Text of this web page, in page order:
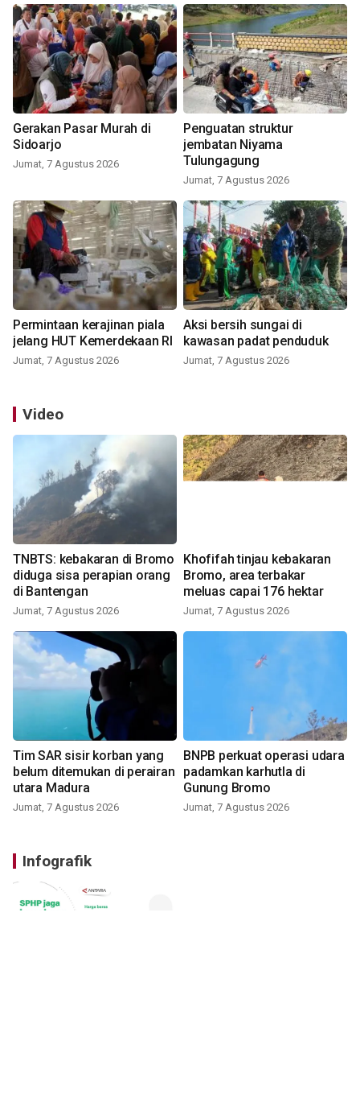
Gerakan Pasar Murah di
Sidoarjo
Jumat, 7 Agustus 2026
Penguatan struktur
jembatan Niyama
Tulungagung
Jumat, 7 Agustus 2026
Permintaan kerajinan piala
jelang HUT Kemerdekaan RI
Jumat, 7 Agustus 2026
Aksi bersih sungai di
kawasan padat penduduk
Jumat, 7 Agustus 2026
Video
TNBTS: kebakaran di Bromo
diduga sisa perapian orang
di Bantengan
Jumat, 7 Agustus 2026
Khofifah tinjau kebakaran
Bromo, area terbakar
meluas capai 176 hektar
Jumat, 7 Agustus 2026
Tim SAR sisir korban yang
belum ditemukan di perairan
utara Madura
Jumat, 7 Agustus 2026
BNPB perkuat operasi udara
padamkan karhutla di
Gunung Bromo
Jumat, 7 Agustus 2026
Infografik